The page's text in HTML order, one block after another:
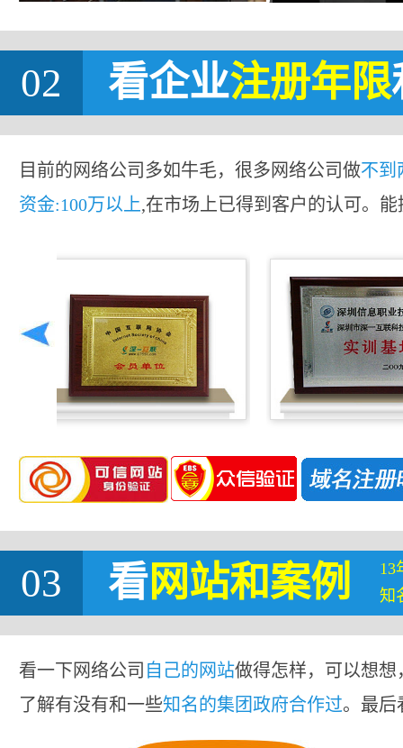
02 看企业注册年限
目前的网络公司多如牛毛，很多网络公司做不到
资金:100万以上,在市场上已得到客户的认可。
03 看网站和案例
13
知
看一下网络公司 自己的网站做得怎样，可以想
了解有没有和一些知名的集团政府合作过。最后